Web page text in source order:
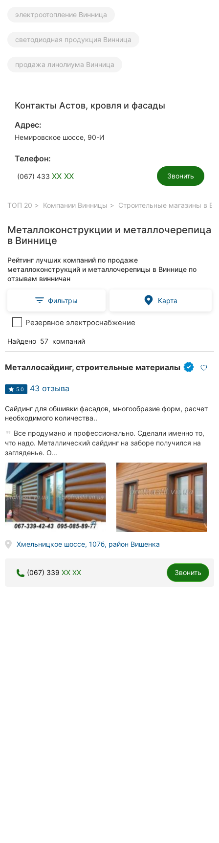
электроотопление Винница
светодиодная продукция Винница
продажа линолиума Винница
Контакты Астов, кровля и фасады
Адрес:
Немировское шоссе, 90-И
Телефон:
(067) 433 XX XX Звонить
ТОП 20 Компании Винницы Строительные магазины в
Металлоконструкции и металлочерепица
в Виннице
Рейтинг лучших компаний по продаже
металлоконструкций и металлочерепицы в Виннице по
отзывам винничан
Фильтры Карта
Резервное электроснабжение
Найдено 57 компаний
Металлосайдинг, строительные материалы
5.0 43 отзыва
Сайдинг для обшивки фасадов, многообразие форм, расчет
необходимого количества..
Все продумано и профессионально. Сделали именно то,
что надо. Металлический сайдинг на заборе получился на
загляденье. О...
Хмельницкое шоссе, 107б, район Вишенка
(067) 339 XX XX Звонить